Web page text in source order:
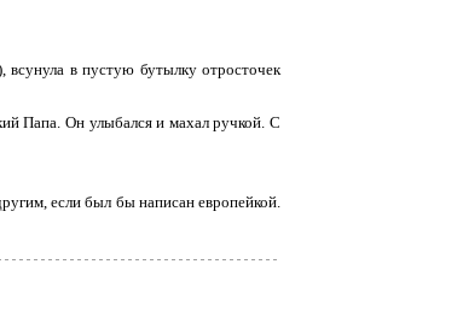
в пустую бутылку отросточек
Папа. Он улыбался и махал ручкой. С
если был бы написан европейкой.